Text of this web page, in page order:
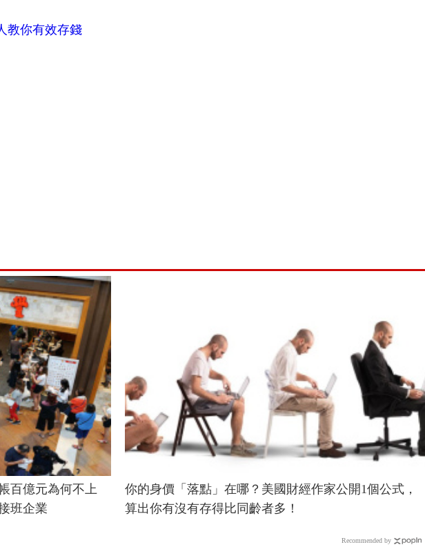
教你有效存錢
百億元為何不上
班企業
你的身價「落點」在哪？美國財經作家公開1個公式，
算出你有沒有存得比同齡者多！
Recommended by